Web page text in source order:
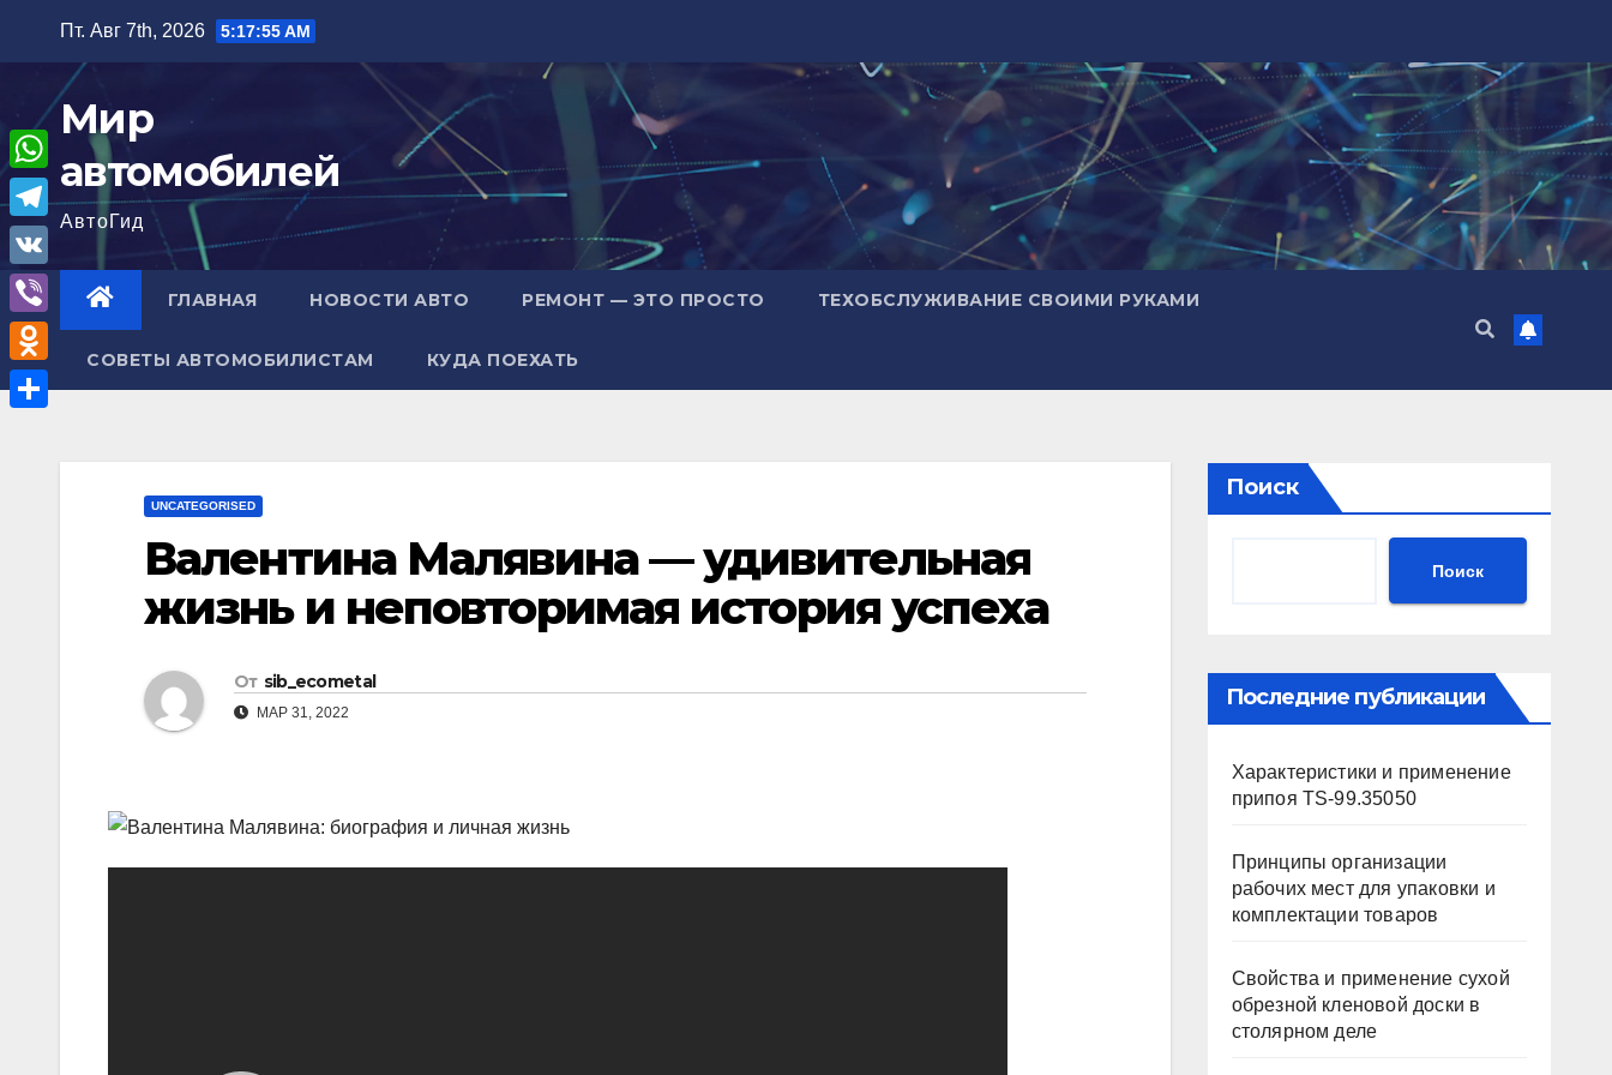
содержимому
Пт. Авг 7th, 2026 5:17:56 AM
Мир
автомобилей
АвтоГид
ГЛАВНАЯ НОВОСТИ АВТО РЕМОНТ — ЭТО ПРОСТО ТЕХОБСЛУЖИВАНИЕ СВОИМИ РУКАМИ
СОВЕТЫ АВТОМОБИЛИСТАМ КУДА ПОЕХАТЬ
UNCATEGORISED
Валентина Малявина — удивительная
жизнь и неповторимая история успеха
От sib_ecometal
МАР 31, 2022
Поиск
Поиск
Последние публикации
Характеристики и применение
припоя TS-99.35050
Принципы организации
рабочих мест для упаковки и
комплектации товаров
Свойства и применение сухой
обрезной кленовой доски в
столярном деле
W
h
a
A
T
e
l
e
g
V
K
V
i
b
O